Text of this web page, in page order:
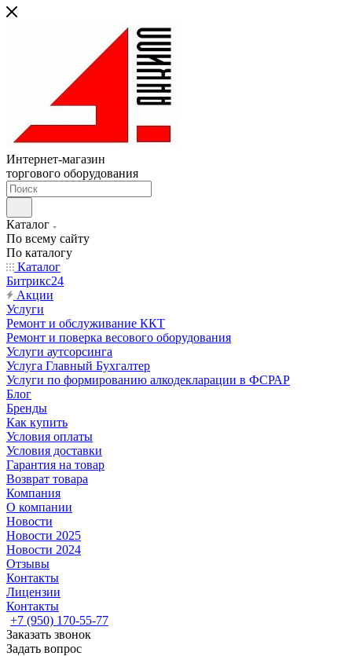
Интернет-магазин
торгового оборудования
Каталог
По всему сайту
По каталогу
Каталог
Битрикс24
Акции
Услуги
Ремонт и обслуживание ККТ
Ремонт и поверка весового оборудования
Услуги аутсорсинга
Услуга Главный Бухгалтер
Услуги по формированию алкодекларации в ФСРАР
Блог
Бренды
Как купить
Условия оплаты
Условия доставки
Гарантия на товар
Возврат товара
Компания
О компании
Новости
Новости 2025
Новости 2024
Отзывы
Контакты
Лицензии
Контакты
+7 (950) 170-55-77
Заказать звонок
Задать вопрос